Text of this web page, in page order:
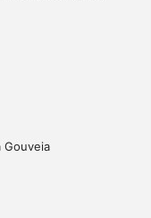
Gouveia